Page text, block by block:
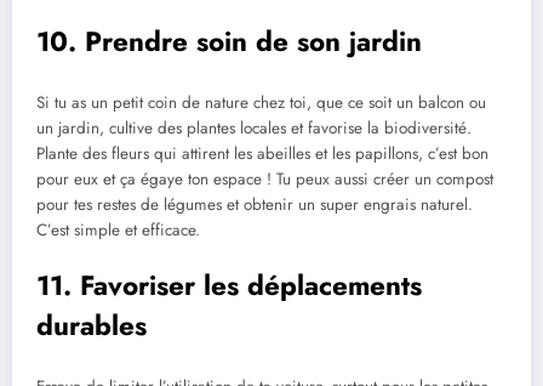
10. Prendre soin de son jardin
Si tu as un petit coin de nature chez toi, que ce soit un balcon ou
un jardin, cultive des plantes locales et favorise la biodiversité.
Plante des fleurs qui attirent les abeilles et les papillons, c’est bon
pour eux et ça égaye ton espace ! Tu peux aussi créer un compost
pour tes restes de légumes et obtenir un super engrais naturel.
C’est simple et efficace.
11. Favoriser les déplacements
durables